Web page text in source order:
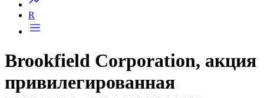
R
Brookfield Corporation, акция
привилегированная